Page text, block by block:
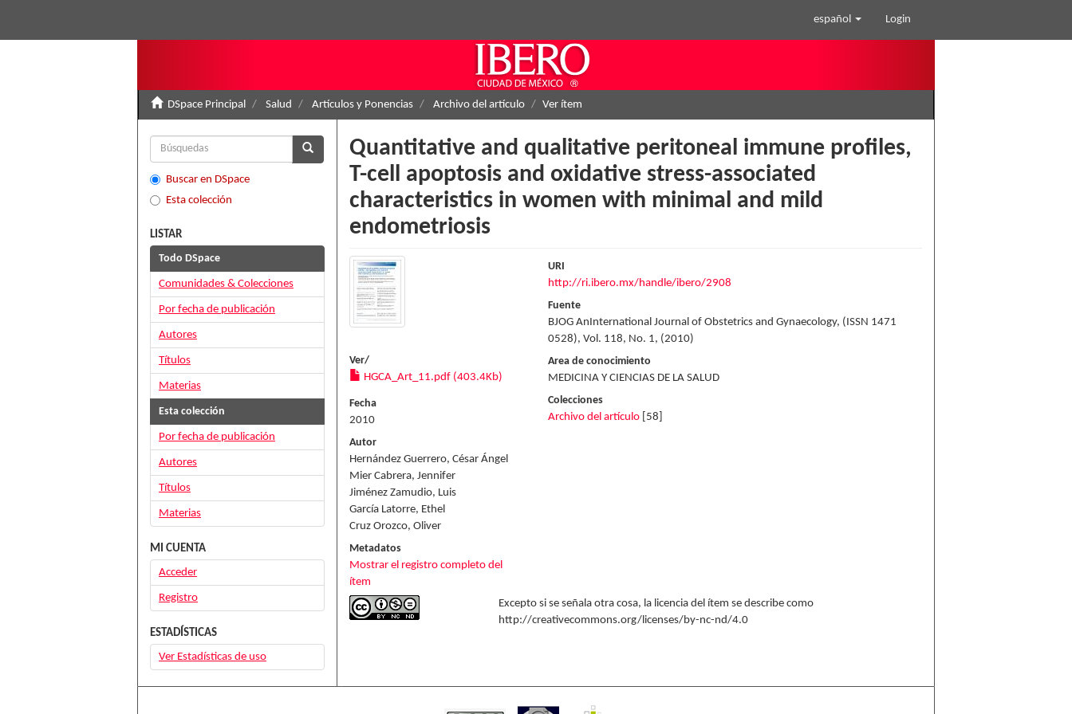
español Login
DSpace Principal Salud Artículos y Ponencias Archivo del artículo Ver ítem
Quantitative and qualitative peritoneal immune profiles,
T-cell apoptosis and oxidative stress-associated
characteristics in women with minimal and mild
endometriosis
Ver/
HGCA_Art_11.pdf (403.4Kb)
Fecha
2010
Autor
Hernández Guerrero, César Ángel
Mier Cabrera, Jennifer
Jiménez Zamudio, Luis
García Latorre, Ethel
Cruz Orozco, Oliver
Metadatos
Mostrar el registro completo del
ítem
URI
http://ri.ibero.mx/handle/ibero/2908
Fuente
BJOG AnInternational Journal of Obstetrics and Gynaecology, (ISSN 1471
0528), Vol. 118, No. 1, (2010)
Area de conocimiento
MEDICINA Y CIENCIAS DE LA SALUD
Colecciones
Archivo del artículo [58]
Excepto si se señala otra cosa, la licencia del ítem se describe como
http://creativecommons.org/licenses/by-nc-nd/4.0
Buscar en DSpace
Esta colección
LISTAR
Todo DSpace
Comunidades & Colecciones
Por fecha de publicación
Autores
Títulos
Materias
Esta colección
Por fecha de publicación
Autores
Títulos
Materias
MI CUENTA
Acceder
Registro
ESTADÍSTICAS
Ver Estadísticas de uso